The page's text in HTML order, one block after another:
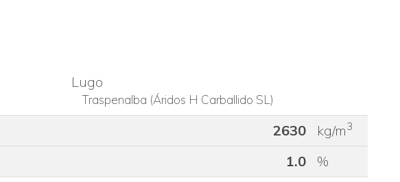
Lugo
Traspenalba (Áridos H Carballido SL)
2630 kg/m3
1.0 %